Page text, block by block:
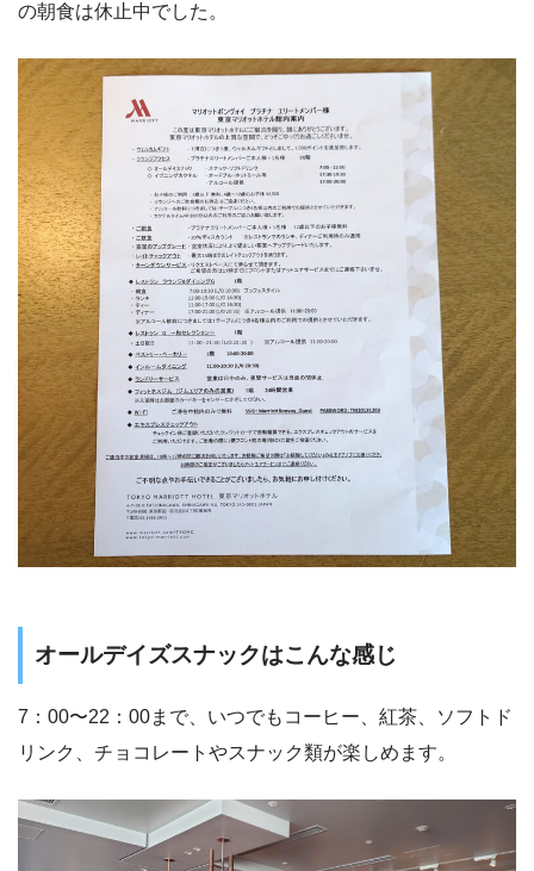
の朝食は休止中でした。
オールデイズスナックはこんな感じ
7：00〜22：00まで、いつでもコーヒー、紅茶、ソフトド
リンク、チョコレートやスナック類が楽しめます。